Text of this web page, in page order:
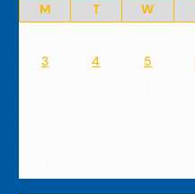
M
T W
3
4 5